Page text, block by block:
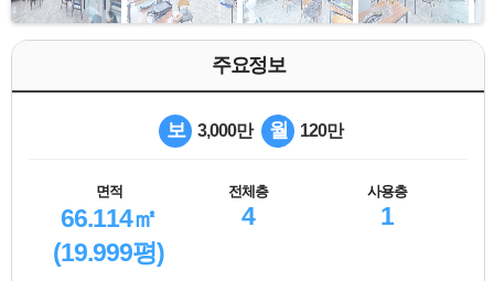
주요정보
보 3,000만 월 120만
면적
66.114㎡
(19.999평)
전체층
4
사용층
1